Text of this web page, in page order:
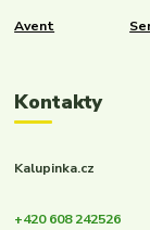
Avent
Kontakty
Kalupinka.cz
+420 608 242526